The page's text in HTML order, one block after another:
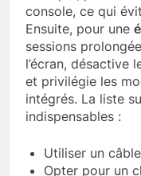
console, ce qui
Ensuite, pour une
sessions
l’écran, désactive
et privilégie les
intégrés. La liste
indispensables :
Utiliser un
Opter pour un